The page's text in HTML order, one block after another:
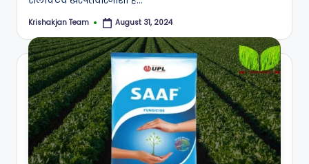
Posted
Krishakjan Team August 31, 2024